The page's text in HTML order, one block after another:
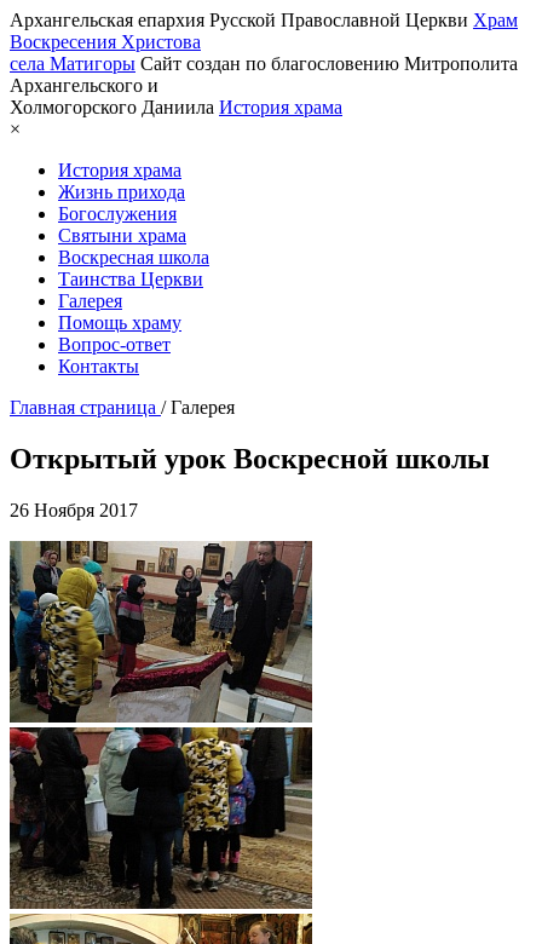
Архангельская епархия Русской Православной Церкви Храм
Воскресения Христова
села Матигоры Сайт создан по благословению Митрополита
Архангельского и
Холмогорского Даниила История храма
×
История храма
Жизнь прихода
Богослужения
Святыни храма
Воскресная школа
Таинства Церкви
Галерея
Помощь храму
Вопрос-ответ
Контакты
Главная страница /Галерея
Открытый урок Воскресной школы
26 Ноября 2017